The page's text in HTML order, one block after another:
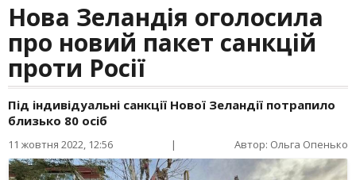
Нова Зеландія оголосила
про новий пакет санкцій
проти Росії
Під індивідуальні санкції Нової Зеландії потрапило
близько 80 осіб
11 жовтня 2022, 12:56 | Автор: Ольга Опенько